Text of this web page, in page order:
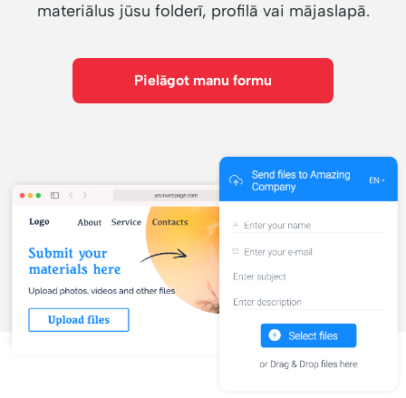
materiālus jūsu folderī, profilā vai mājaslapā.
Pielāgot manu formu